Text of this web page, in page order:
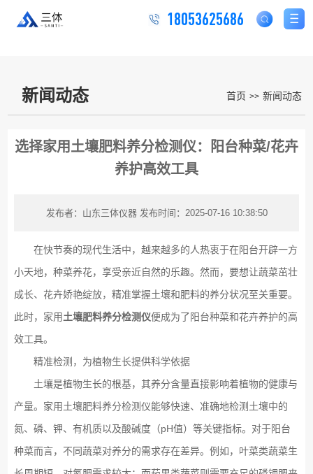
18053625686
新闻动态 首页 >> 新闻动态
选择家用土壤肥料养分检测仪：阳台种菜/花卉
养护高效工具
发布者：山东三体仪器 发布时间：2025-07-16 10:38:50
在快节奏的现代生活中，越来越多的人热衷于在阳台开辟一方
小天地，种菜养花，享受亲近自然的乐趣。然而，要想让蔬菜茁壮
成长、花卉娇艳绽放，精准掌握土壤和肥料的养分状况至关重要。
此时，家用土壤肥料养分检测仪便成为了阳台种菜和花卉养护的高
效工具。
精准检测，为植物生长提供科学依据
土壤是植物生长的根基，其养分含量直接影响着植物的健康与
产量。家用土壤肥料养分检测仪能够快速、准确地检测土壤中的
氮、磷、钾、有机质以及酸碱度（pH值）等关键指标。对于阳台
种菜而言，不同蔬菜对养分的需求存在差异。例如，叶菜类蔬菜生